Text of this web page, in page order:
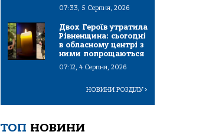
07:33, 5 Серпня, 2026
Двох Героїв утратила
Рівненщина: сьогодні
в обласному центрі з
ними попрощаються
07:12, 4 Серпня, 2026
НОВИНИ РОЗДІЛУ>
ТОП НОВИНИ